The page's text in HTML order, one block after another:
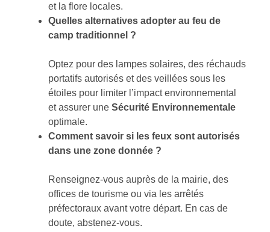
et la flore locales.
Quelles alternatives adopter au feu de
camp traditionnel ?
Optez pour des lampes solaires, des réchauds
portatifs autorisés et des veillées sous les
étoiles pour limiter l’impact environnemental
et assurer une Sécurité Environnementale
optimale.
Comment savoir si les feux sont autorisés
dans une zone donnée ?
Renseignez-vous auprès de la mairie, des
offices de tourisme ou via les arrêtés
préfectoraux avant votre départ. En cas de
doute, abstenez-vous.